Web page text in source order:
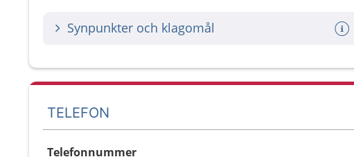
Synpunkter och klagomål
TELEFON
Telefonnummer